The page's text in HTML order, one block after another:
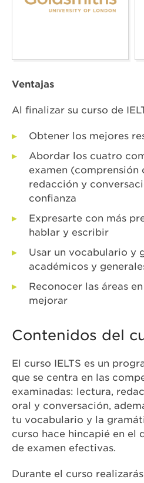
Ventajas
Al finalizar su curso de
Obtener los mejores
Abordar los cuatro
examen (comprensión
redacción y
confianza
Expresarte con más
hablar y escribir
Usar un vocabulario y
académicos y
Reconocer las áreas
mejorar
Contenidos del
El curso IELTS es un
que se centra en las
examinadas: lectura,
oral y conversación,
tu vocabulario y la
curso hace hincapié en el
de examen efectivas.
Durante el curso